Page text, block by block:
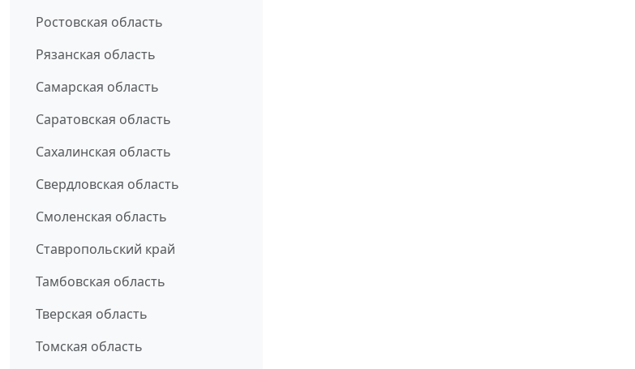
Ростовская область
Рязанская область
Самарская область
Саратовская область
Сахалинская область
Свердловская область
Смоленская область
Ставропольский край
Тамбовская область
Тверская область
Томская область